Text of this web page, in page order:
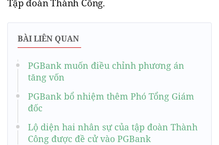
Tập đoàn Thành Công.
BÀI LIÊN QUAN
PGBank muốn điều chỉnh phương án
tăng vốn
PGBank bổ nhiệm thêm Phó Tổng Giám
đốc
Lộ diện hai nhân sự của tập đoàn Thành
Công được đề cử vào PGBank